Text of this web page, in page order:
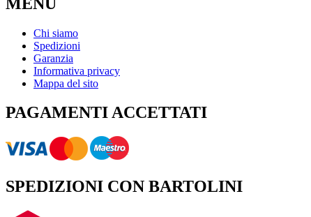
Chi siamo
Spedizioni
Garanzia
Informativa privacy
Mappa del sito
PAGAMENTI ACCETTATI
SPEDIZIONI CON BARTOLINI